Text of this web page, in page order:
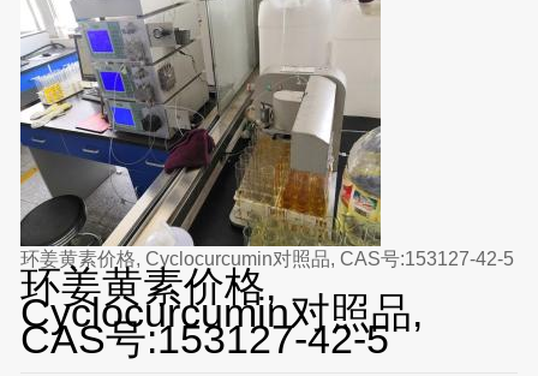
环姜黄素价格, Cyclocurcumin对照品, CAS号:153127-42-5
环姜黄素价格,
Cyclocurcumin对照品,
CAS号:153127-42-5